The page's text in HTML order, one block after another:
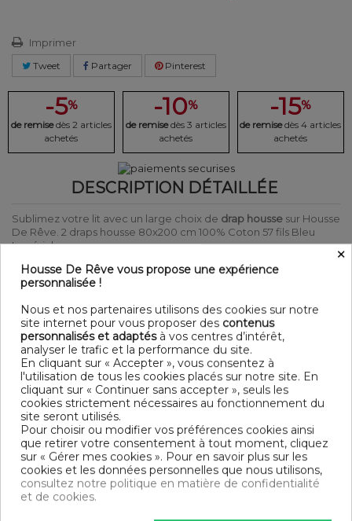
Imprimer
Tweet Partager Pinterest
-5%
de remise dès 2 articles
achetés
-10%
de remise dès 3 articles
achetés
-15%
de remise dès 4 articles
achetés
DESCRIPTION DÉTAILLÉE
Sublimez votre lit avec un large choix de drap housse sur Housse
De Rêve. 2 draps housse 80x200 cm 100% Coton 57 fils Bleu
Impérial.
Produit Oeko-Tex® : Garantit que les articles testés ne
présentent pas de substances nocives pouvant nuire à la santé.
Détail
Matière : 100% Coton 57 fils
Couleur : Uni
Entretien : Lavable en machine à 40°C
Bonnet : 35
Modèle : Bleu Impérial
Tissage serré - 57 fils /cm²
Dimensions & Guide
Drap housse
90 x 190-200 cm : 1 personne
140 x 190-200 cm : 1-2 personnes
160 x 200 cm : 2 personnes
180 x 200 cm : 2 personnes
200 x 200 cm : 2 personnes
×
Housse De Rêve vous propose une expérience
personnalisée !
Nous et nos partenaires utilisons des cookies sur notre
site internet pour vous proposer des contenus
personnalisés et adaptésà vos centres d’intérêt,
analyser le trafic et la performance du site.
En cliquant sur « Accepter », vous consentez à
l'utilisation de tous les cookies placés sur notre site. En
cliquant sur « Continuer sans accepter », seuls les
cookies strictement nécessaires au fonctionnement du
site seront utilisés.
Pour choisir ou modifier vos préférences cookies ainsi
que retirer votre consentement à tout moment, cliquez
sur « Gérer mes cookies ». Pour en savoir plus sur les
cookies et les données personnelles que nous utilisons,
consultez notre politique en matière de confidentialité
et de cookies.